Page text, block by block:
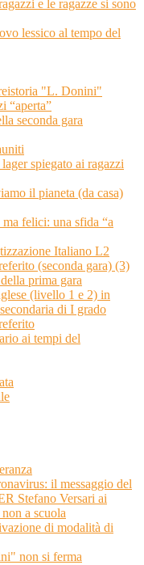
e le ragazze si sono
lessico al tempo del
"L. Donini"
“aperta”
seconda gara
spiegato ai ragazzi
il pianeta (da casa)
felici: una sfida “a
Italiano L2
(seconda gara) (3)
prima gara
(livello 1 e 2) in
di I grado
ai tempi del
il messaggio del
Stefano Versari ai
a scuola
di modalità di
non si ferma